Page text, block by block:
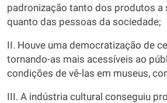
padronização tanto dos produtos a
quanto das pessoas da sociedade;
II. Houve uma democratização de
tornando-as mais acessíveis ao
condições de vê-las em museus,
III. A indústria cultural conseguiu